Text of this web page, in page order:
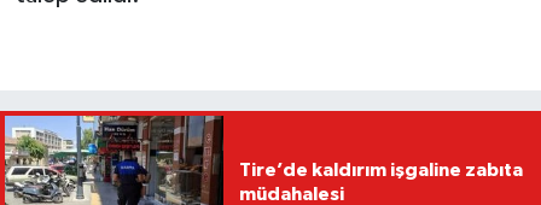
Tire’de kaldırım işgaline zabıta
müdahalesi